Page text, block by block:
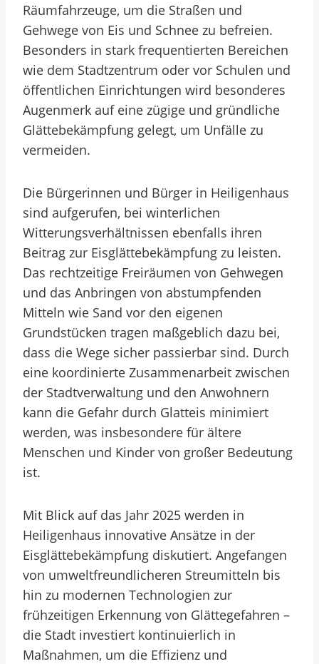
Räumfahrzeuge, um die Straßen und
Gehwege von Eis und Schnee zu befreien.
Besonders in stark frequentierten Bereichen
wie dem Stadtzentrum oder vor Schulen und
öffentlichen Einrichtungen wird besonderes
Augenmerk auf eine zügige und gründliche
Glättebekämpfung gelegt, um Unfälle zu
vermeiden.
Die Bürgerinnen und Bürger in Heiligenhaus
sind aufgerufen, bei winterlichen
Witterungsverhältnissen ebenfalls ihren
Beitrag zur Eisglättebekämpfung zu leisten.
Das rechtzeitige Freiräumen von Gehwegen
und das Anbringen von abstumpfenden
Mitteln wie Sand vor den eigenen
Grundstücken tragen maßgeblich dazu bei,
dass die Wege sicher passierbar sind. Durch
eine koordinierte Zusammenarbeit zwischen
der Stadtverwaltung und den Anwohnern
kann die Gefahr durch Glatteis minimiert
werden, was insbesondere für ältere
Menschen und Kinder von großer Bedeutung
ist.
Mit Blick auf das Jahr 2025 werden in
Heiligenhaus innovative Ansätze in der
Eisglättebekämpfung diskutiert. Angefangen
von umweltfreundlicheren Streumitteln bis
hin zu modernen Technologien zur
frühzeitigen Erkennung von Glättegefahren –
die Stadt investiert kontinuierlich in
Maßnahmen, um die Effizienz und